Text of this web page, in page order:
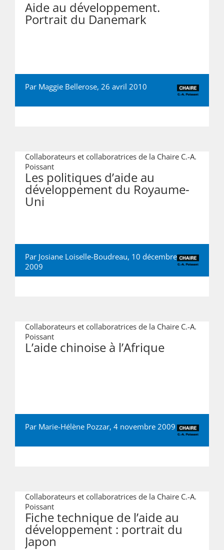
Aide au développement.
Portrait du Danemark
Par Maggie Bellerose, 26 avril 2010
Collaborateurs et collaboratrices de la Chaire C.-A.
Poissant
Les politiques d’aide au
développement du Royaume-
Uni
Par Josiane Loiselle-Boudreau, 10 décembre
2009
Collaborateurs et collaboratrices de la Chaire C.-A.
Poissant
L’aide chinoise à l’Afrique
Par Marie-Hélène Pozzar, 4 novembre 2009
Collaborateurs et collaboratrices de la Chaire C.-A.
Poissant
Fiche technique de l’aide au
développement : portrait du
Japon